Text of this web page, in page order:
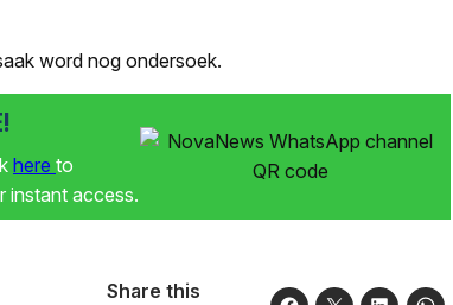
word nog ondersoek.
here to
instant access.
Share this